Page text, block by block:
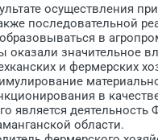
осуществления
последовательной
в
оказали значительное
и фермерских
в
является
области.